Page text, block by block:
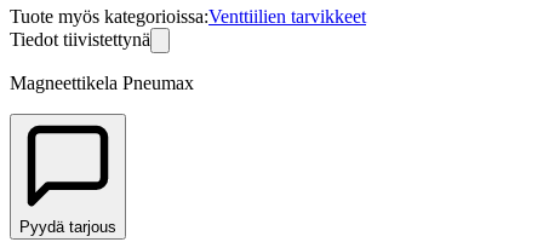
Tuote myös kategorioissa:Venttiilien tarvikkeet
Tiedot tiivistettynä
Magneettikela Pneumax
Pyydä tarjous